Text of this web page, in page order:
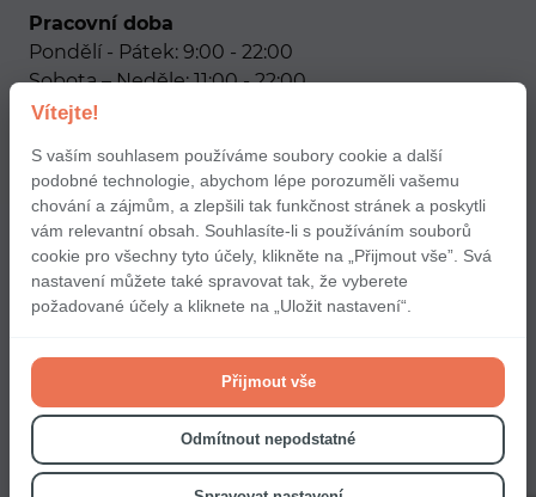
Pracovní doba
Pondělí - Pátek: 9:00 - 22:00
Sobota – Neděle: 11:00 - 22:00
Naše sociální sítě
Podmínky použití aplikace Choice pro partnery
Zásady používání cookies
Zásady ochrany osobních údajů
Vítejte!
S vaším souhlasem používáme soubory cookie a další
podobné technologie, abychom lépe porozuměli vašemu
chování a zájmům, a zlepšili tak funkčnost stránek a poskytli
vám relevantní obsah. Souhlasíte-li s používáním souborů
cookie pro všechny tyto účely, klikněte na „Přijmout vše”. Svá
nastavení můžete také spravovat tak, že vyberete
požadované účely a kliknete na „Uložit nastavení“.
Přijmout vše
Odmítnout nepodstatné